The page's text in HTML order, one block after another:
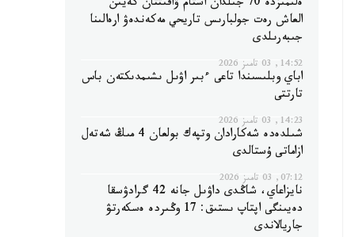
ەلىمىزدە 70 جىلدان استام ۋاقىتتان كەيىن
العاش رەت جولبارىس تاريحي مەكەندەۋ ارەالىنا
جىبەرىلدى
14:52, 03 تامىز 2026
اباي وبلىسىندا تاعى ءبىر اۋىل ىشىمدىكتەن باس
تارتتى
14:23, 03 تامىز 2026
شىلدەدە شەكارادان وتپەك بولعان 4 مىڭ شەتەل
ازاماتى ۇستالدى
07:12, 03 تامىز 2026
نايزاعاي، شاڭدى داۋىل جانە 42 گرادۋسقا
دەيىنگى اپتاپ ىستىق: 17 وڭىردە ەسكەرتۋ
جاريالاندى